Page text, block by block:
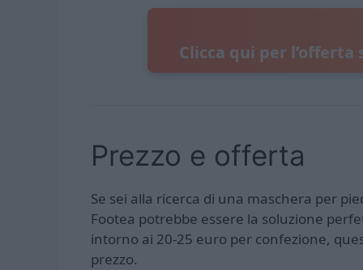
Clicca qui per
Prezzo e offerta
Se sei alla ricerca di una maschera per
Footea potrebbe essere la soluzione
intorno ai 20-25 euro per confezione,
prezzo.